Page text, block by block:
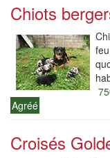
Chiots
Agréé
Croisés